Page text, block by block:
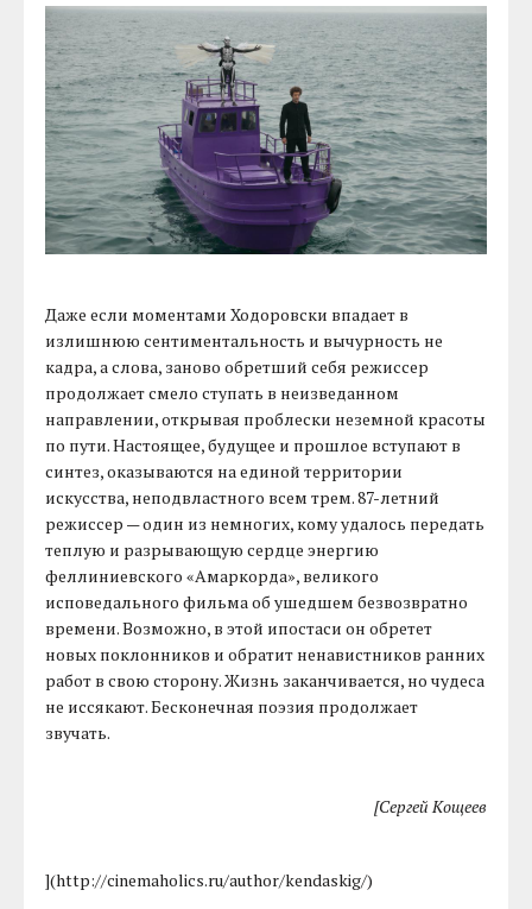
Даже если моментами Ходоровски впадает в
излишнюю сентиментальность и вычурность не
кадра, а слова, заново обретший себя режиссер
продолжает смело ступать в неизведанном
направлении, открывая проблески неземной красоты
по пути. Настоящее, будущее и прошлое вступают в
синтез, оказываются на единой территории
искусства, неподвластного всем трем. 87-летний
режиссер — один из немногих, кому удалось передать
теплую и разрывающую сердце энергию
феллиниевского «Амаркорда», великого
исповедального фильма об ушедшем безвозвратно
времени. Возможно, в этой ипостаси он обретет
новых поклонников и обратит ненавистников ранних
работ в свою сторону. Жизнь заканчивается, но чудеса
не иссякают. Бесконечная поэзия продолжает
звучать.
[Сергей Кощеев
](http://cinemaholics.ru/author/kendaskig/)